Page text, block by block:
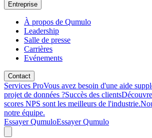
Entreprise
À propos de Qumulo
Leadership
Salle de presse
Carrières
Evénements
Contact
Services ProVous avez besoin d'une aide
projet de données ?Succès des clients
scores NPS sont les meilleurs de l'industrie.
notre équipe.
Essayer QumuloEssayer Qumulo